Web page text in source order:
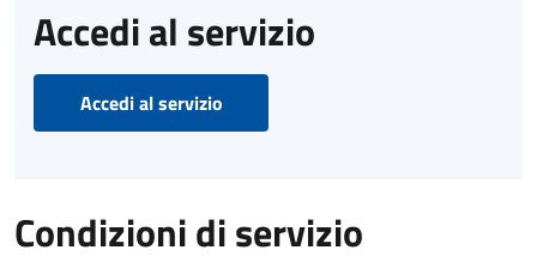
Accedi al servizio
Accedi al servizio
Condizioni di servizio